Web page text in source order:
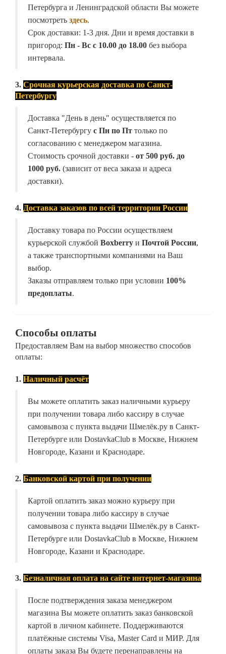
Петербурга и Ленинградской области Вы можете
посмотреть здесь.
Срок доставки: 1-3 дня. Дни и время доставки в
пригород: Пн - Вс с 10.00 до 18.00 без выбора
интервала.
3. Срочная курьерская доставка по Санкт-
Петербургу
Доставка "День в день" осуществляется по
Санкт-Петербургу с Пн по Пт только по
согласованию с менеджером магазина.
Стоимость срочной доставки - от 500 руб. до
1000 руб. (зависит от веса заказа и адреса
доставки).
4. Доставка заказов по всей территории России
Доставку товара по России осуществляем
курьерской службой Boxberry и Почтой России,
а также транспортными компаниями на Ваш
выбор.
Заказы отправляем только при условии 100%
предоплаты.
Способы оплаты
Предоставляем Вам на выбор множество способов
оплаты:
1. Наличный расчёт
Вы можете оплатить заказ наличными курьеру
при получении товара либо кассиру в случае
самовывоза с пункта выдачи Шмелёк.ру в Санкт-
Петербурге или DostavkaClub в Москве, Нижнем
Новгороде, Казани и Краснодаре.
2. Банковской картой при получении
Картой оплатить заказ можно курьеру при
получении товара либо кассиру в случае
самовывоза с пункта выдачи Шмелёк.ру в Санкт-
Петербурге или DostavkaClub в Москве, Нижнем
Новгороде, Казани и Краснодаре.
3. Безналичная оплата на сайте интернет-магазина
После подтверждения заказа менеджером
магазина Вы можете оплатить заказ банковской
картой в личном кабинете. Поддерживаются
платёжные системы Visa, Master Card и МИР. Для
оплаты заказа Вы будете перенаправлены на